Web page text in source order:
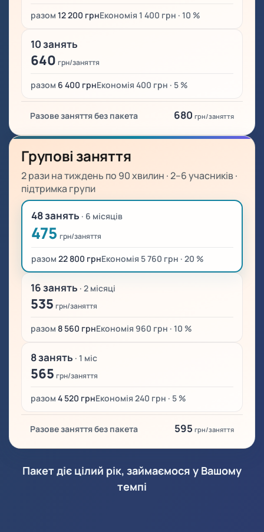
разом 12 200 грнЕкономія 1 400 грн · 10 %
10 занять
640грн/заняття
разом 6 400 грнЕкономія 400 грн · 5 %
Разове заняття без пакета 680 грн/заняття
Групові заняття
2 рази на тиждень по 90 хвилин · 2–6 учасників ·
підтримка групи
48 занять · 6 місяців
475грн/заняття
разом 22 800 грнЕкономія 5 760 грн · 20 %
16 занять · 2 місяці
535грн/заняття
разом 8 560 грнЕкономія 960 грн · 10 %
8 занять · 1 міс
565грн/заняття
разом 4 520 грнЕкономія 240 грн · 5 %
Разове заняття без пакета 595 грн/заняття
Пакет діє цілий рік, займаємося у Вашому
темпі